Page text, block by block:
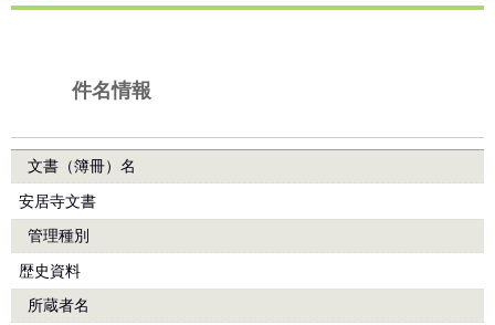
件名情報
文書（簿冊）名
安居寺文書
管理種別
歴史資料
所蔵者名